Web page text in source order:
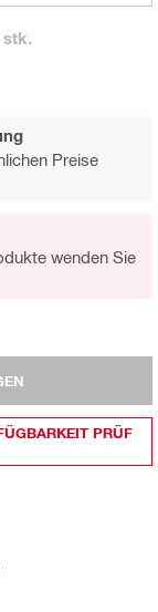
Preise
wenden Sie
PRÜF